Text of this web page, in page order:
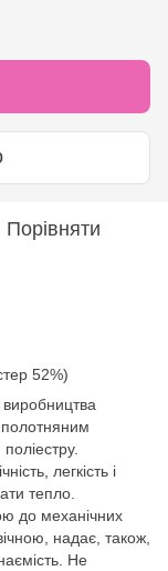
Порівняти
52%)
полотняним
легкість і
тепло.
до механічних
надає, також,
Не